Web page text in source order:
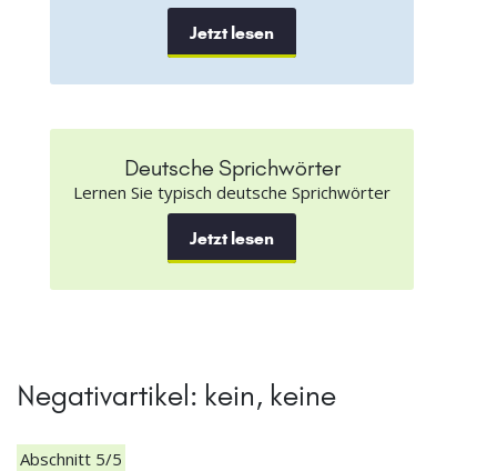
Jetzt lesen
Deutsche Sprichwörter
Lernen Sie typisch deutsche Sprichwörter
Jetzt lesen
Negativartikel: kein, keine
Abschnitt 5/5